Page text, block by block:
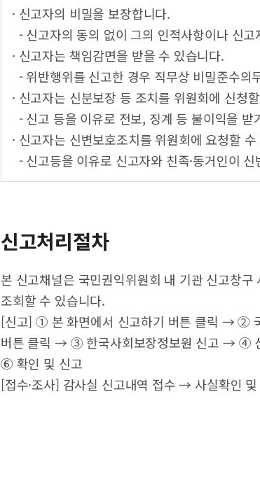
· 신고자의 비밀을 보장합니다.
- 신고자의 동의 없이 그의 인적사항이나 신
· 신고자는 책임감면을 받을 수 있습니다.
- 위반행위를 신고한 경우 직무상 비밀준수
· 신고자는 신분보장 등 조치를 위원회에 신청
- 신고 등을 이유로 전보, 징계 등 불이익을
· 신고자는 신변보호조치를 위원회에 요청할
- 신고등을 이유로 신고자와 친족·동거인이
신고처리절차
본 신고채널은 국민권익위원회 내 기관 신고창
조회할 수 있습니다.
[신고] ① 본 화면에서 신고하기 버튼 클릭 → ②
버튼 클릭 → ③ 한국사회보장정보원 신고 → ④
⑥ 확인 및 신고
[접수·조사] 감사실 신고내역 접수 → 사실확인